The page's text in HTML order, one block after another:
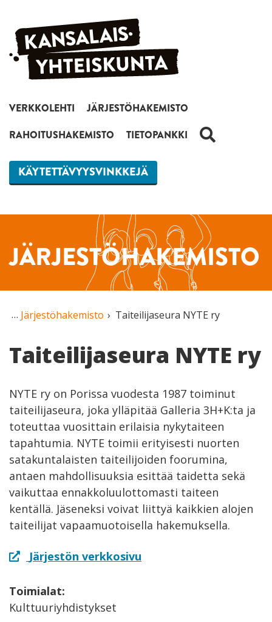
Siirry sisältöön
VERKKOLEHTI
JÄRJESTÖHAKEMISTO
RAHOITUSHAKEMISTO
TIETOPANKKI HAKU
KÄYTETTÄVYYSVINKKEJÄ
JÄRJESTÖHAKEMISTO
Järjestöhakemisto Taiteilijaseura NYTE ry
Taiteilijaseura NYTE ry
NYTE ry on Porissa vuodesta 1987 toiminut
taiteilijaseura, joka ylläpitää Galleria 3H+K:ta ja
toteuttaa vuosittain erilaisia nykytaiteen
tapahtumia. NYTE toimii erityisesti nuorten
satakuntalaisten taiteilijoiden foorumina,
antaen mahdollisuuksia esittää taidetta sekä
vaikuttaa ennakkoluulottomasti taiteen
kentällä. Jäseneksi voivat liittyä kaikkien alojen
taiteilijat vapaamuotoisella hakemuksella.
Järjestön verkkosivu
Toimialat:
Kulttuuriyhdistykset